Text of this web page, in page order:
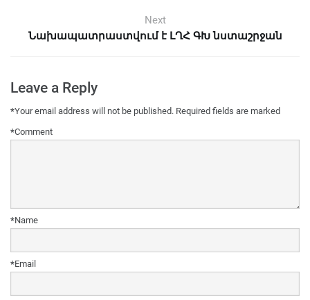
Next
Նախապատրաստվում է ԼՂՀ ԳԽ նստաշրջան
Leave a Reply
Your email address will not be published. Required fields are marked
*
Comment
*
Name
*
Email
*